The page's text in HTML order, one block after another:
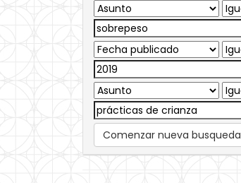
Comenzar nueva busqueda